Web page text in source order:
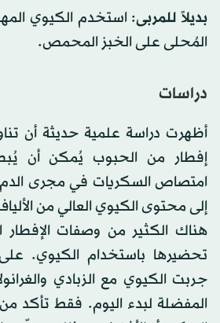
بديلاً للمربى: استخدم الكيوي
المُحلى على الخبز المحمص.
دراسات
أظهرت دراسة علمية حديثة أن
إفطار من الحبوب يُمكن أن
امتصاص السكريات في مجرى
إلى محتوى الكيوي العالي من
هناك الكثير من وصفات الإفطار
تحضيرها باستخدام الكيوي.
جربت الكيوي مع الزبادي
المفضلة لبدء اليوم. فقط تأكد من